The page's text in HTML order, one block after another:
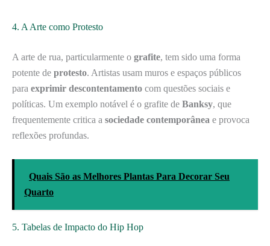
4. A Arte como Protesto
A arte de rua, particularmente o grafite, tem sido uma forma
potente de protesto. Artistas usam muros e espaços públicos
para exprimir descontentamento com questões sociais e
políticas. Um exemplo notável é o grafite de Banksy, que
frequentemente critica a sociedade contemporânea e provoca
reflexões profundas.
Quais São as Melhores Plantas Para Decorar Seu
Quarto
5. Tabelas de Impacto do Hip Hop